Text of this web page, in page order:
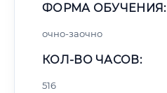
ФОРМА ОБУЧЕНИЯ:
очно-заочно
КОЛ-ВО ЧАСОВ:
516